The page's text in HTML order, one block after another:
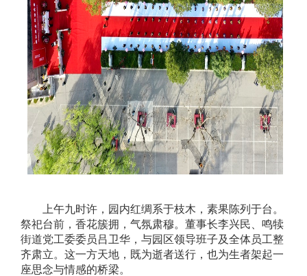
上午九时许，园内红绸系于枝木，素果陈列于台。
祭祀台前，香花簇拥，气氛肃穆。董事长李兴民、鸣犊
街道党工委委员吕卫华，与园区领导班子及全体员工整
齐肃立。这一方天地，既为逝者送行，也为生者架起一
座思念与情感的桥梁。